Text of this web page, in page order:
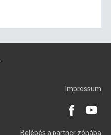
Impressum
Belépés a partner zónába